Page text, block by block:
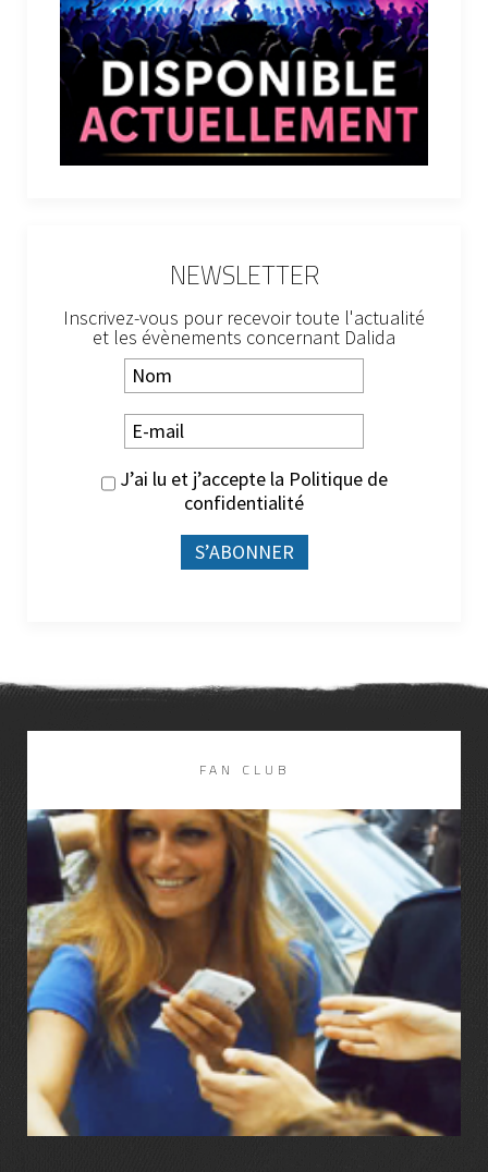
NEWSLETTER
Inscrivez-vous pour recevoir toute l'actualité
et les évènements concernant Dalida
J’ai lu et j’accepte la Politique de
confidentialité
FAN CLUB
LIRE LA SUITE